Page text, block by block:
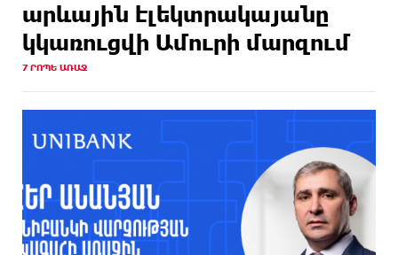
արևային էլեկտրակայանը
կկառուցվի Ամուրի մարզում
7 ՐՈՊԵ ԱՌԱՋ